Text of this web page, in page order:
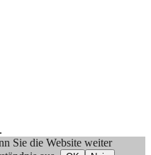
.
Sie die Website weiter